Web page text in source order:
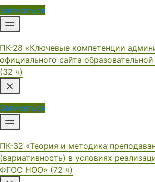
Записаться
ПК-28 «Ключевые компетенции
официального сайта
(32 ч)
Записаться
ПК-32 «Теория и методика
(вариативность) в условиях
ФГОС НОО» (72 ч)